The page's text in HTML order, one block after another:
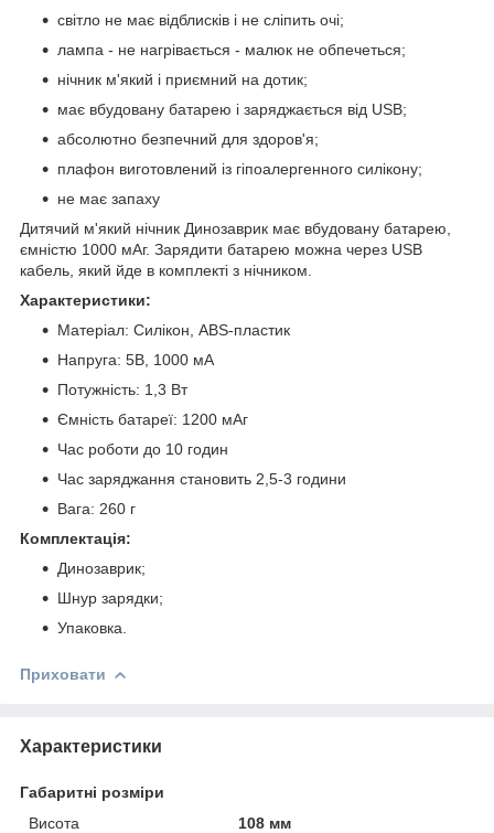
світло не має відблисків і не сліпить очі;
лампа - не нагрівається - малюк не обпечеться;
нічник м'який і приємний на дотик;
має вбудовану батарею і заряджається від USB;
абсолютно безпечний для здоров'я;
плафон виготовлений із гіпоалергенного силікону;
не має запаху
Дитячий м'який нічник Динозаврик має вбудовану батарею,
ємністю 1000 мАг. Зарядити батарею можна через USB
кабель, який йде в комплекті з нічником.
Характеристики:
Матеріал: Силікон, ABS-пластик
Напруга: 5В, 1000 мА
Потужність: 1,3 Вт
Ємність батареї: 1200 мАг
Час роботи до 10 годин
Час заряджання становить 2,5-3 години
Вага: 260 г
Комплектація:
Динозаврик;
Шнур зарядки;
Упаковка.
Приховати
Характеристики
Габаритні розміри
Висота
108 мм